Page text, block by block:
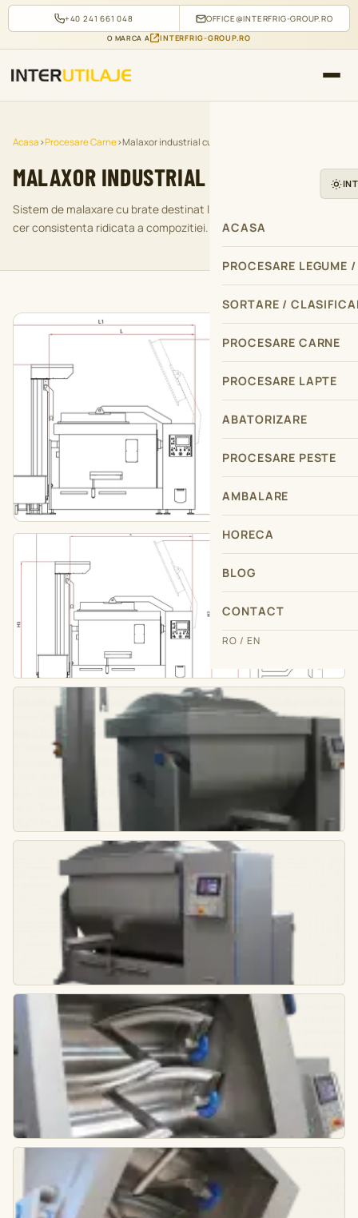
+40 241 661 048 OFFICE@INTERFRIG-GROUP.RO
O MARCA A INTERFRIG-GROUP.RO
ACASA
PROCESARE LEGUME
SORTARE /
PROCESARE CARNE
PROCESARE LAPTE
ABATORIZARE
PROCESARE PESTE
AMBALARE
HORECA
BLOG
CONTACT
RO / EN
Acasa›Procesare Carne›Malaxor industrial cu brate
MALAXOR INDUSTRIAL CU BRATE
Sistem de malaxare cu brate destinat liniilor de productie care
cer consistenta ridicata a compozitiei.